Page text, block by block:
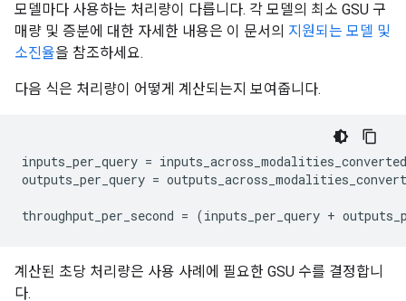
모델마다 사용하는 처리량이 다릅니다. 각 모델의 최소 GSU 구
매량 및 증분에 대한 자세한 내용은 이 문서의 지원되는 모델 및
소진율을 참조하세요.
다음 식은 처리량이 어떻게 계산되는지 보여줍니다.
inputs_per_query =
outputs_per_query =
계산된 초당 처리량은 사용 사례에 필요한 GSU 수를 결정합니
다.